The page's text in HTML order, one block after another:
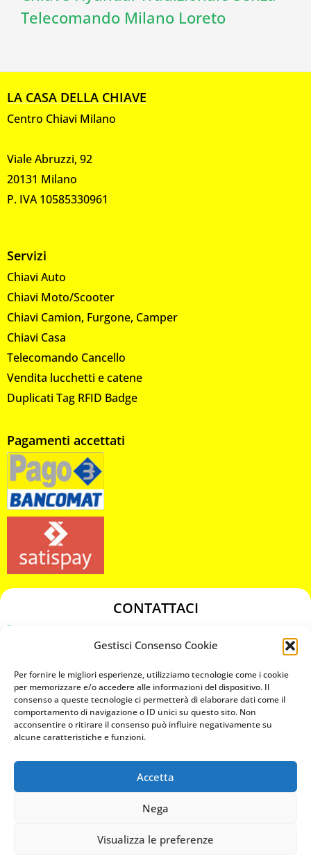
Gestisci Consenso Cookie
Per fornire le migliori esperienze, utilizziamo tecnologie come i cookie
per memorizzare e/o accedere alle informazioni del dispositivo. Il
consenso a queste tecnologie ci permetterà di elaborare dati come il
comportamento di navigazione o ID unici su questo sito. Non
acconsentire o ritirare il consenso può influire negativamente su
alcune caratteristiche e funzioni.
Accetta
Nega
Visualizza le preferenze
Telecomando Milano Loreto
LA CASA DELLA CHIAVE
Centro Chiavi Milano
Viale Abruzzi, 92
20131 Milano
P. IVA 10585330961
Servizi
Chiavi Auto
Chiavi Moto/Scooter
Chiavi Camion, Furgone, Camper
Chiavi Casa
Telecomando Cancello
Vendita lucchetti e catene
Duplicati Tag RFID Badge
Pagamenti accettati
CONTATTACI
chiavicodificate@gmail.com
Privacy Policy
Cookie Policy
MAPS
CHIAMA ORA